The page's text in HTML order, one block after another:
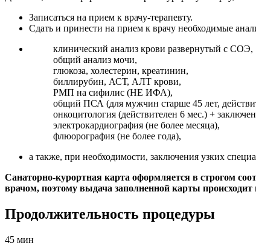
Записаться на прием к врачу-терапевту.
Сдать и принести на прием к врачу необходимые
клинический анализ крови развернутый с СОЭ,
общий анализ мочи,
глюкоза, холестерин, креатинин,
биллирубин, АСТ, АЛТ крови,
РМП на сифилис (НЕ ИФА),
общий ПСА (для мужчин старше 45 лет,
онкоцитология (действителен 6 мес.) +
электрокардиография (не более месяца),
флюорография (не более года),
а также, при необходимости, заключения узких
Санаторно-курортная карта оформляется в строгом
врачом, поэтому выдача заполненной карты
Продолжительность процедуры
45 мин